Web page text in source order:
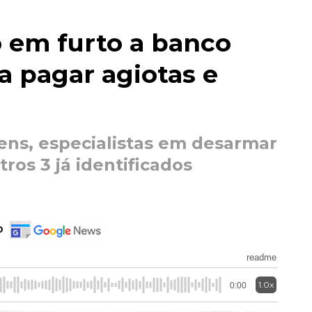
em furto a banco
pagar agiotas e
especialistas em desarmar
3 já identificados
readme
0:00 1.0x